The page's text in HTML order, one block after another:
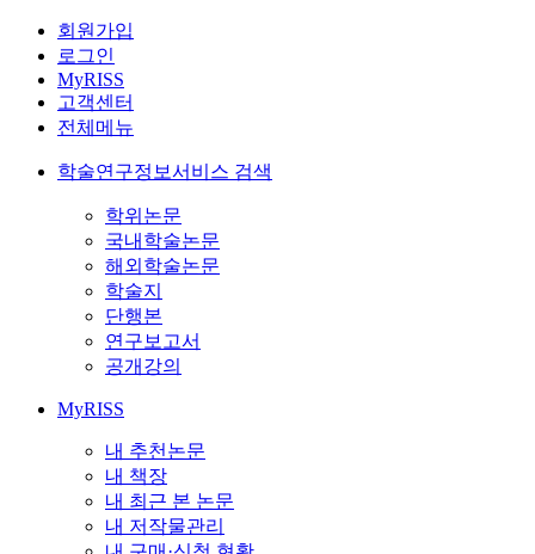
회원가입
로그인
MyRISS
고객센터
전체메뉴
학술연구정보서비스 검색
학위논문
국내학술논문
해외학술논문
학술지
단행본
연구보고서
공개강의
MyRISS
내 추천논문
내 책장
내 최근 본 논문
내 저작물관리